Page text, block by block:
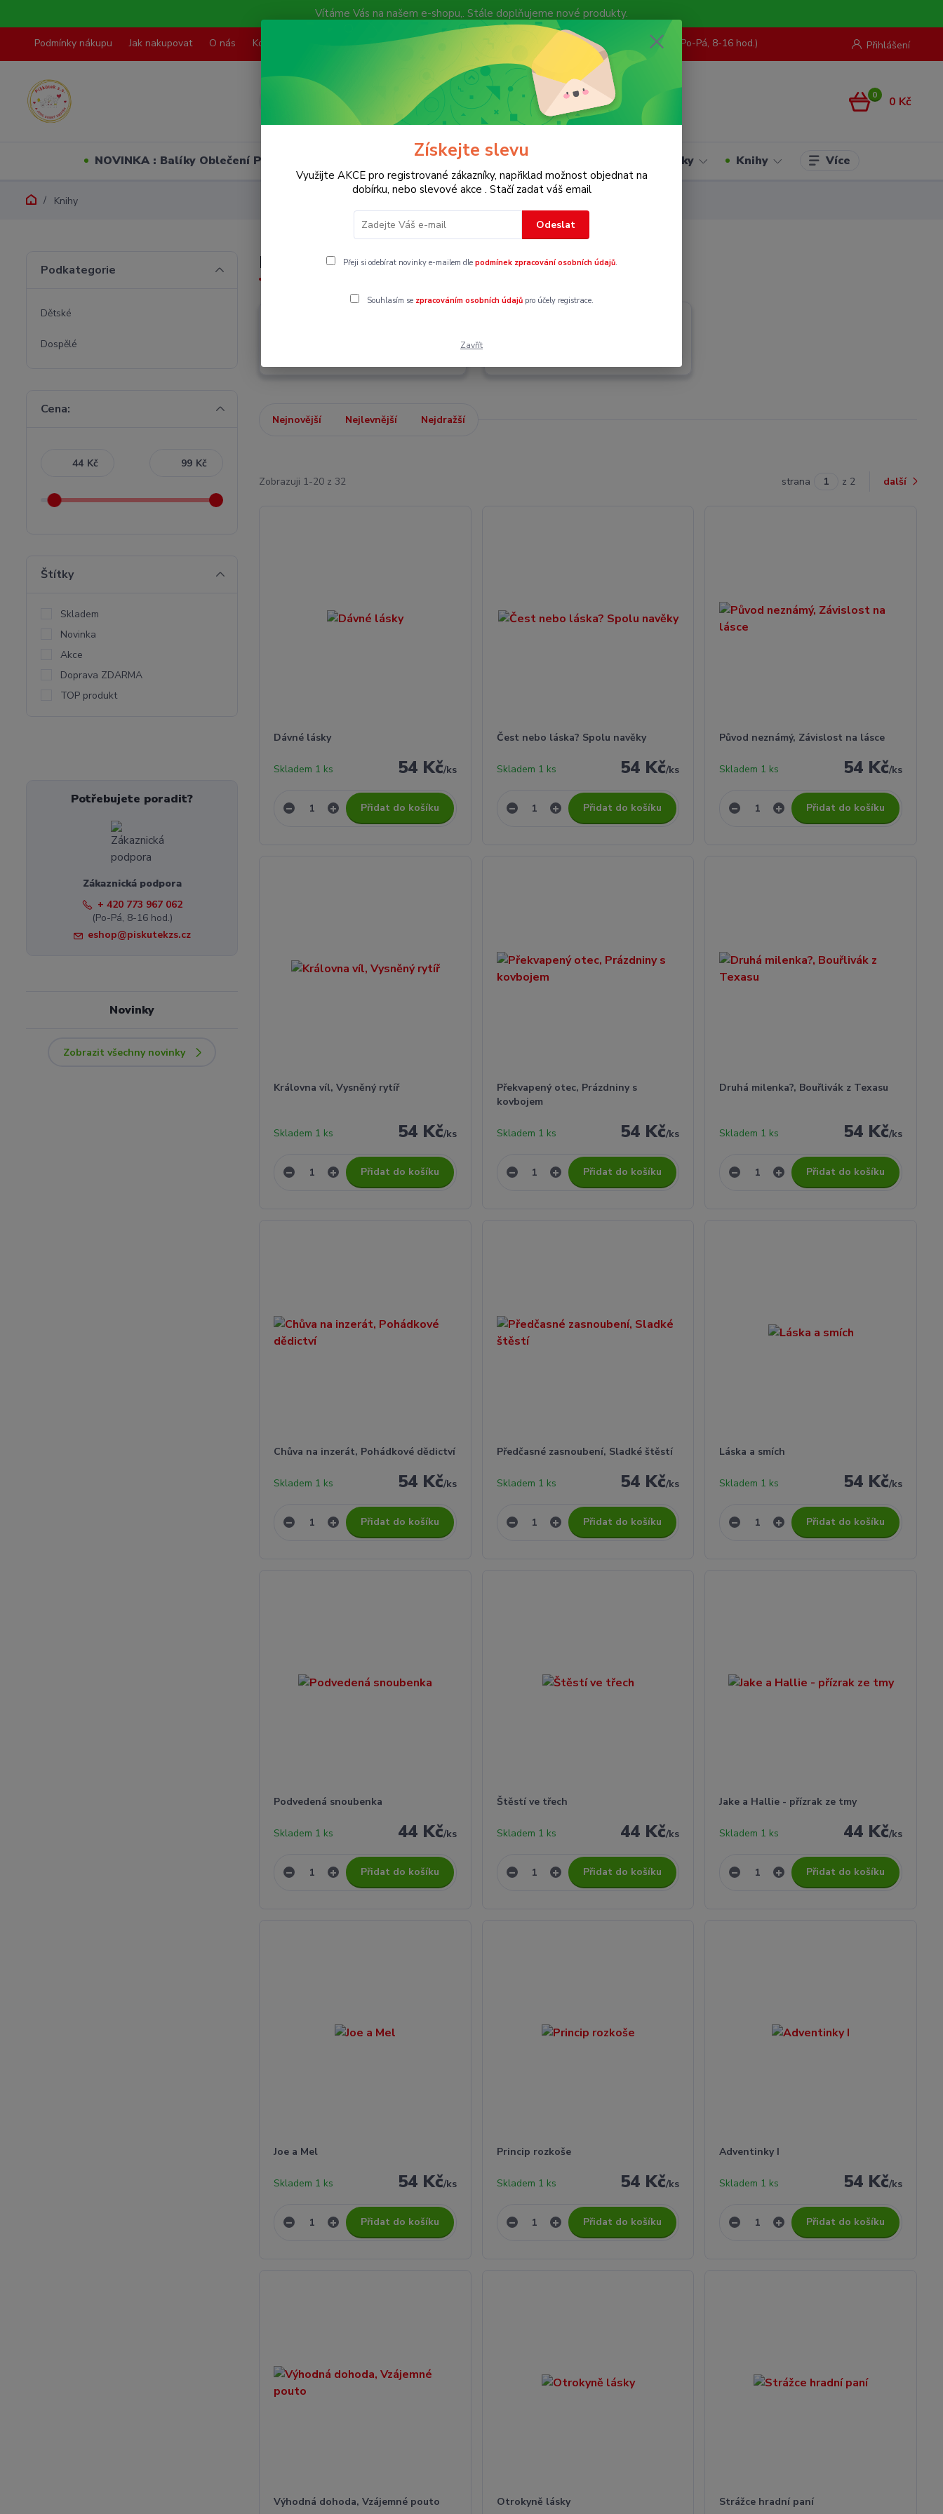
Vítáme Vás na našem e-shopu,. Stále doplňujeme nové produkty.
Podmínky nákupu Jak nakupovat O nás Kontakty Přihlášení
Hledat
Nevíte si rady? Zavolejte. + 420 773 967 062 (Po-Pá, 8-16 hod.)
0 0 Kč
NOVINKA : Balíky Oblečení PO VELIKOSTECH Dětské Dámské Hračky Knihy Více
Knihy
Knihy
Nejnovější Nejlevnější Nejdražší
Zobrazuji 1-20 z 32 strana z 2 další
Dávné lásky
54 Kč/ks
Skladem 1 ks
Přidat do košíku
Čest nebo láska? Spolu navěky
54 Kč/ks
Skladem 1 ks
Přidat do košíku
Původ neznámý, Závislost na lásce
54 Kč/ks
Skladem 1 ks
Přidat do košíku
Královna víl, Vysněný rytíř
54 Kč/ks
Skladem 1 ks
Přidat do košíku
Překvapený otec, Prázdniny s
kovbojem
54 Kč/ks
Skladem 1 ks
Přidat do košíku
Druhá milenka?, Bouřlivák z Texasu
54 Kč/ks
Skladem 1 ks
Přidat do košíku
Chůva na inzerát, Pohádkové dědictví
54 Kč/ks
Skladem 1 ks
Přidat do košíku
Předčasné zasnoubení, Sladké štěstí
54 Kč/ks
Skladem 1 ks
Přidat do košíku
Láska a smích
54 Kč/ks
Skladem 1 ks
Přidat do košíku
Podvedená snoubenka
44 Kč/ks
Skladem 1 ks
Přidat do košíku
Štěstí ve třech
44 Kč/ks
Skladem 1 ks
Přidat do košíku
Jake a Hallie - přízrak ze tmy
44 Kč/ks
Skladem 1 ks
Přidat do košíku
Joe a Mel
54 Kč/ks
Skladem 1 ks
Přidat do košíku
Princip rozkoše
54 Kč/ks
Skladem 1 ks
Přidat do košíku
Adventinky I
54 Kč/ks
Skladem 1 ks
Přidat do košíku
Výhodná dohoda, Vzájemné pouto Otrokyně lásky Strážce hradní paní
Podkategorie
Dětské
Dospělé
Cena:
Kč Kč
Štítky
Skladem
Novinka
Akce
Doprava ZDARMA
TOP produkt
Potřebujete poradit?
Zákaznická podpora
+ 420 773 967 062
(Po-Pá, 8-16 hod.)
eshop@piskutekzs.cz
Novinky
Zobrazit všechny novinky
Získejte slevu
Využijte AKCE pro registrované zákazníky, napřiklad možnost objednat na
dobírku, nebo slevové akce . Stačí zadat váš email
Odeslat
Přeji si odebírat novinky e-mailem dle podmínek zpracování osobních údajů.
Souhlasím se zpracováním osobních údajůpro účely registrace.
Zavřít